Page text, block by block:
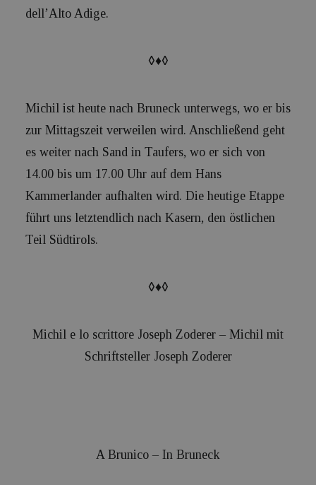
dell’Alto Adige.
◊♦◊
Michil ist heute nach Bruneck unterwegs, wo er bis
zur Mittagszeit verweilen wird. Anschließend geht
es weiter nach Sand in Taufers, wo er sich von
14.00 bis um 17.00 Uhr auf dem Hans
Kammerlander aufhalten wird. Die heutige Etappe
führt uns letztendlich nach Kasern, den östlichen
Teil Südtirols.
◊♦◊
Michil e lo scrittore Joseph Zoderer – Michil mit
Schriftsteller Joseph Zoderer
A Brunico – In Bruneck